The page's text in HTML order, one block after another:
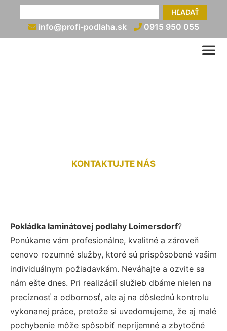
HĽADAŤ
info@profi-podlaha.sk 0915 950 055
KONTAKTUJTE NÁS
Pokládka laminátovej podlahy Loimersdorf?
Ponúkame vám profesionálne, kvalitné a zároveň
cenovo rozumné služby, ktoré sú prispôsobené vašim
individuálnym požiadavkám. Neváhajte a ozvite sa
nám ešte dnes. Pri realizácií služieb dbáme nielen na
precíznosť a odbornosť, ale aj na dôslednú kontrolu
vykonanej práce, pretože si uvedomujeme, že aj malé
pochybenie môže spôsobiť nepríjemné a zbytočné